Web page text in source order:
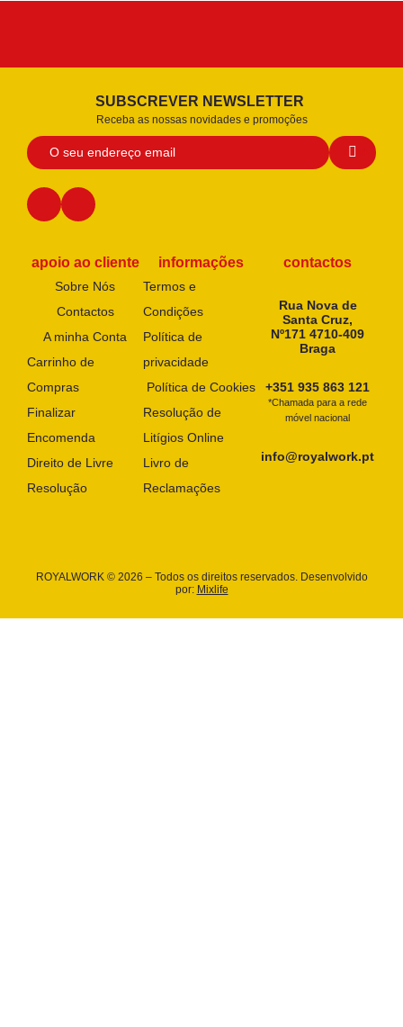
SUBSCREVER NEWSLETTER
Receba as nossas novidades e promoções
apoio ao cliente
Sobre Nós
Contactos
A minha Conta
Carrinho de
Compras
Finalizar
Encomenda
Direito de Livre
Resolução
informações
Termos e
Condições
Política de
privacidade
Política de Cookies
Resolução de
Litígios Online
Livro de
Reclamações
contactos
Rua Nova de
Santa Cruz,
Nº171 4710-409
Braga
+351 935 863 121
*Chamada para a rede
móvel nacional
info@royalwork.pt
ROYALWORK © 2026 – Todos os direitos reservados. Desenvolvido
por: Mixlife